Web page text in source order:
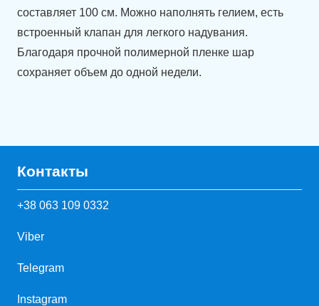
составляет 100 см. Можно наполнять гелием, есть
встроенный клапан для легкого надувания.
Благодаря прочной полимерной пленке шар
сохраняет объем до одной недели.
Контакты
+38 063 109 0332
Viber
Telegram
Instagram